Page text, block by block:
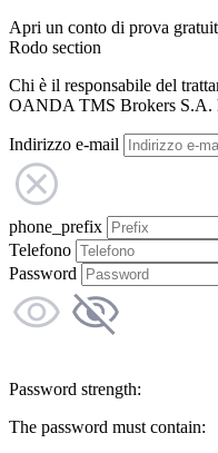
Apri un conto di prova
Rodo section
Chi è il responsabile del
OANDA TMS Brokers S.A.
Indirizzo e-mail
phone_prefix
Telefono
Password
Password strength:
The password must contain: